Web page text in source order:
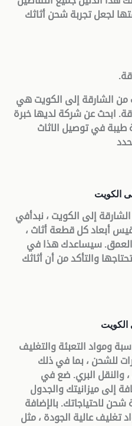
لجعل تجربة شحن أثاثك
.
من الشارقة إلى الكويت هي
ابحث عن شركة لديها خبرة
في توصيل الاثاث
الكويت
إلى الكويت ، نبدأفي
أبعاد كل قطعة أثاث ،
والعمق. سيساعدك هذا في
والتأكد من أن أثاثك
الكويت
ومواد التعبئة والتغليف
للشحن ، بما في ذلك
، والنقل البري. ضع في
إلى ميزانيتك والجدول
شحن لاحتياجاتك. بالإضافة
تغليف عالية الجودة ، مثل